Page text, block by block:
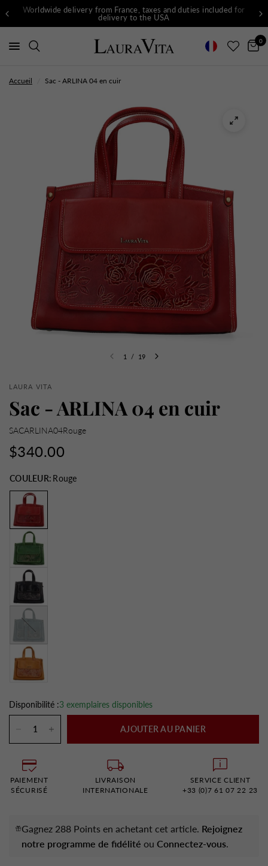
Worldwide delivery from France, taxes and duties included for
delivery to the USA
0
Accueil Sac - ARLINA 04 en cuir
1 / 19
LAURA VITA
Sac - ARLINA 04 en cuir
SACARLINA04Rouge
$340.00
COULEUR: Rouge
Jeans
Disponibilité :3 exemplaires disponibles
AJOUTER AU PANIER
PAIEMENT
SÉCURISÉ
LIVRAISON
INTERNATIONALE
SERVICE CLIENT
+33 (0)7 61 07 22 23
Gagnez 288 Points en achetant cet article. Rejoignez
notre programme de fidélité ou Connectez-vous.